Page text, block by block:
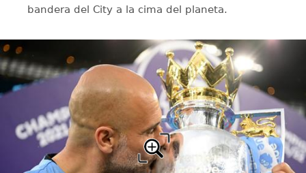
bandera del City a la cima del planeta.